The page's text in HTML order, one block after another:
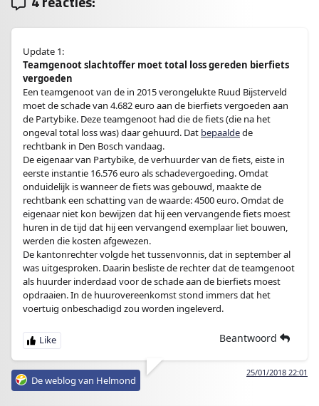
Update 1:
Teamgenoot slachtoffer moet total loss gereden bierfiets
vergoeden
Een teamgenoot van de in 2015 verongelukte Ruud Bijsterveld
moet de schade van 4.682 euro aan de bierfiets vergoeden aan
de Partybike. Deze teamgenoot had die de fiets (die na het
ongeval total loss was) daar gehuurd. Dat bepaaldede
rechtbank in Den Bosch vandaag.
De eigenaar van Partybike, de verhuurder van de fiets, eiste in
eerste instantie 16.576 euro als schadevergoeding. Omdat
onduidelijk is wanneer de fiets was gebouwd, maakte de
rechtbank een schatting van de waarde: 4500 euro. Omdat de
eigenaar niet kon bewijzen dat hij een vervangende fiets moest
huren in de tijd dat hij een vervangend exemplaar liet bouwen,
werden die kosten afgewezen.
De kantonrechter volgde het tussenvonnis, dat in september al
was uitgesproken. Daarin besliste de rechter dat de teamgenoot
als huurder inderdaad voor de schade aan de bierfiets moest
opdraaien. In de huurovereenkomst stond immers dat het
voertuig onbeschadigd zou worden ingeleverd.
Beantwoord
25/01/2018 22:01
De weblog van Helmond